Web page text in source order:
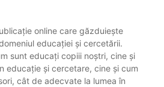
online care găzduiește
educației și cercetării.
sunt educați copiii noștri, cine și
educație și cercetare, cine și cum
cât de adecvate la lumea în